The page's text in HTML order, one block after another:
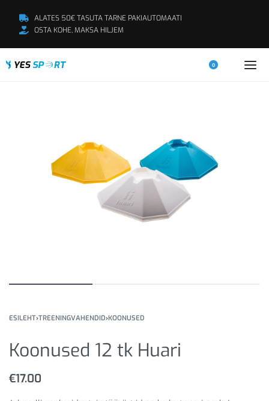
ALATES 50€ TASUTA TARNE PAKIAUTOMAATI
OSTA KOHE, MAKSA HILJEM
0
ESILEHT›TREENINGVAHENDID›KOONUSED
Koonused 12 tk Huari
€17.00